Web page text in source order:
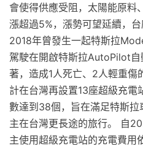
會使得供應受阻，太陽能原料
漲超過5%，漲勢可望延續，
2018年曾發生一起特斯拉
駕駛在開啟特斯拉AutoPilot
著，造成1人死亡、2人輕重
計在台灣再設置13座超級充電
數達到38個，旨在滿足特斯
主在台灣更長途的旅行。 自
主使用超級充電站的充電費用